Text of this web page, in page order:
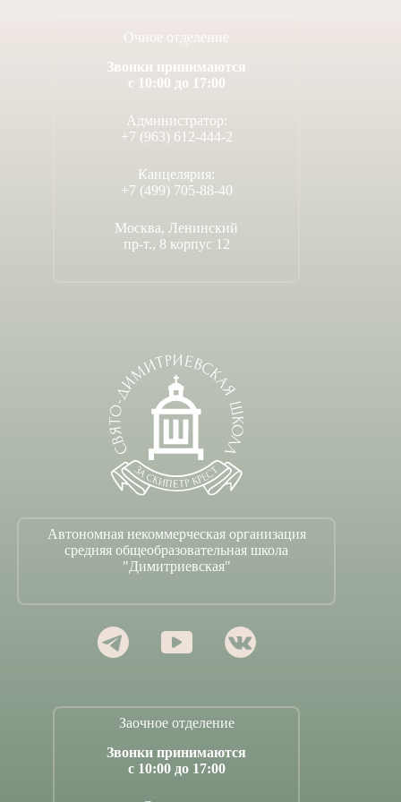
Очное отделение
Звонки принимаются
с 10:00 до 17:00
Администратор:
+7 (963) 612-444-2
Канцелярия:
+7 (499) 705-88-40
Москва, Ленинский
пр-т., 8 корпус 12
Автономная некоммерческая организация
средняя общеобразовательная школа
"Димитриевская"
Заочное отделение
Звонки принимаются
с 10:00 до 17:00